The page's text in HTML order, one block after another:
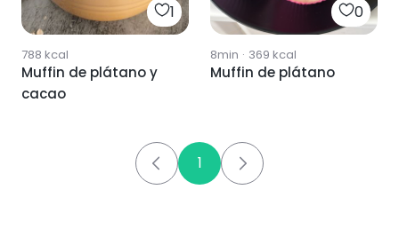
1
788 kcal
Muffin de plátano y
cacao
0
8min · 369 kcal
Muffin de plátano
1